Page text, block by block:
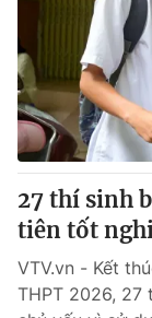
27 thí sinh
tiên tốt
VTV.vn - Kết
THPT 2026, 27